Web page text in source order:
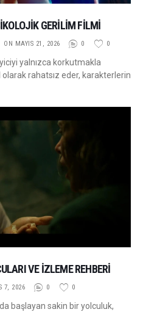
GERILIM FILMI
ON MAYIS 21, 2026 0 0
yalnızca korkutmakla
rahatsız eder, karakterlerin
VE İZLEME REHBERI
7, 2026 0 0
başlayan sakin bir yolculuk,